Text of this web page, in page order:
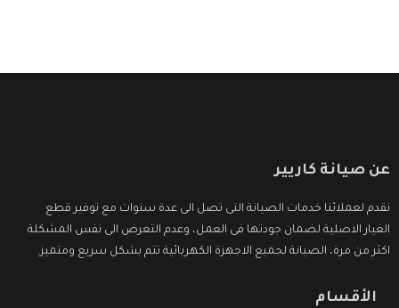
عن صيانة كاريير
نقدم لعملائنا خدمات الصيانة التى تصل الى عدة سنوات مع توفير قطع
الغيار الاصلية لضمان جودتها فى العمل، وعدم التعرض الى نفس المشكلة
اكثر من مرة، الصيانة لجميع الاجهزة الكهربائية تتم بشكل سريع ومتميز.
الأقسام